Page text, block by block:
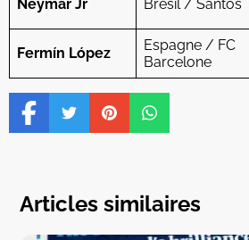
Neymar Jr Brésil / Santos
Fermín López
Espagne / FC
Barcelone
Articles similaires